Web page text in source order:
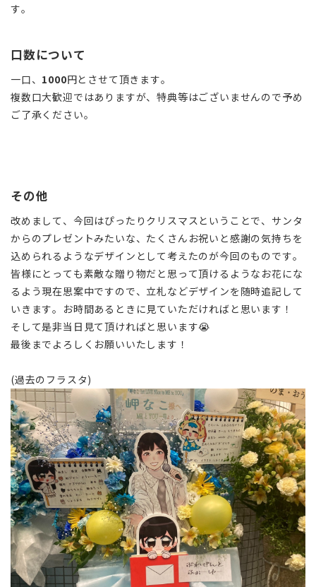
す。
口数について
一口、 1000円とさせて頂きます。
複数口大歓迎ではありますが、特典等はございませんので予め
ご了承ください。
その他
改めまして、今回はぴったりクリスマスということで、サンタ
からのプレゼントみたいな、たくさんお祝いと感謝の気持ちを
込められるようなデザインとして考えたのが今回のものです。
皆様にとっても素敵な贈り物だと思って頂けるようなお花にな
るよう現在思案中ですので、 立札などデザインを随時追記して
いきます。お時間あるときに見ていただければと思います！
そして是非当日見て頂ければと思います😭
最後までよろしくお願いいたします！
(過去のフラスタ)